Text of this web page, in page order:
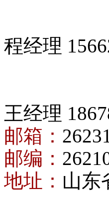
程经理
王经理
邮箱：
邮编：
地址： 山东